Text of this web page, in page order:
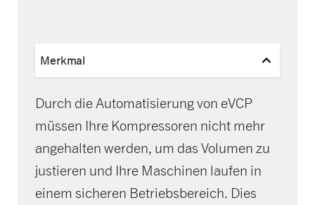
Merkmal
Durch die Automatisierung von eVCP
müssen Ihre Kompressoren nicht mehr
angehalten werden, um das Volumen zu
justieren und Ihre Maschinen laufen in
einem sicheren Betriebsbereich. Dies